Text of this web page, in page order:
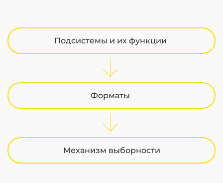
Подсистемы и их функции
Форматы
Механизм выборности